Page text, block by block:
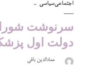
اجتماعیسیاسی
سرنوشت
دولت اول
عمادالدین باقی